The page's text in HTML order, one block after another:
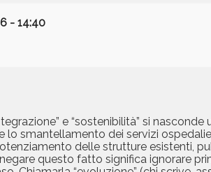
- 14:40
e “sostenibilità” si
smantellamento dei servizi
delle strutture esistenti,
questo fatto significa ignorare